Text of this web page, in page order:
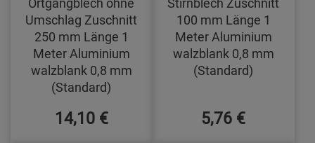
Umschlag Zuschnitt
250 mm Länge 1
Meter Aluminium
walzblank 0,8 mm
(Standard)
14,10 €
100 mm Länge 1
Meter Aluminium
walzblank 0,8 mm
(Standard)
5,76 €